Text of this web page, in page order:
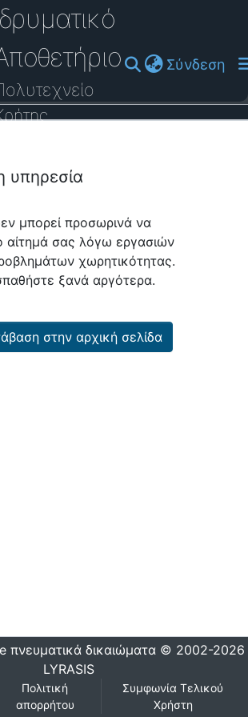
Σύνδεση
υπηρεσία
μπορεί προσωρινά να
αίτημά σας λόγω εργασιών
χωρητικότητας.
ξανά αργότερα.
στην αρχική σελίδα
πνευματικά δικαιώματα © 2002-2026
LYRASIS
Πολιτική
απορρήτου
Συμφωνία Τελικού
Χρήστη